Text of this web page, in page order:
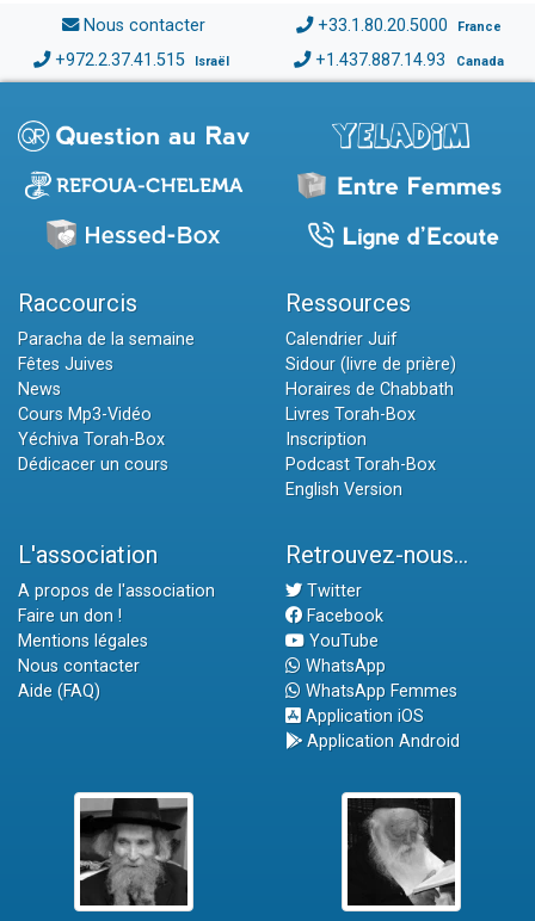
Nous contacter +33.1.80.20.5000 France
+972.2.37.41.515 Israël +1.437.887.14.93 Canada
Raccourcis
Paracha de la semaine
Fêtes Juives
News
Cours Mp3-Vidéo
Yéchiva Torah-Box
Dédicacer un cours
Ressources
Calendrier Juif
Sidour (livre de prière)
Horaires de Chabbath
Livres Torah-Box
Inscription
Podcast Torah-Box
English Version
L'association
A propos de l'association
Faire un don !
Mentions légales
Nous contacter
Aide (FAQ)
Retrouvez-nous...
Twitter
Facebook
YouTube
WhatsApp
WhatsApp Femmes
Application iOS
Application Android